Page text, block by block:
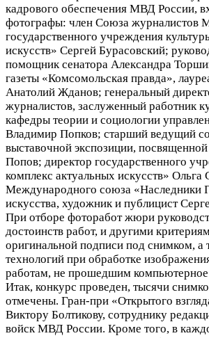
кадрового обеспечения МВД России,
фотографы: член Союза журналистов
государственного учреждения
искусств» Сергей Бурасовский;
помощник сенатора Александра
газеты «Комсомольская правда»,
Анатолий Жданов; генеральный
журналистов, заслуженный работник
кафедры теории и социологии
Владимир Попков; старший ведущий
выставочной экспозиции,
Попов; директор государственного
комплекс актуальных искусств»
Международного союза «Наследники
искусства, художник и публицист
При отборе фоторабот жюри
достоинств работ, и другими
оригинальной подписи под снимком,
технологий при обработке
работам, не прошедшим компьютерное
Итак, конкурс проведен, тысячи
отмечены. Гран-при «Открытого
Виктору Болтикову, сотруднику
войск МВД России. Кроме того, в